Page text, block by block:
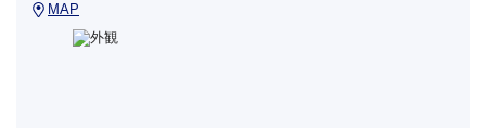
MAP